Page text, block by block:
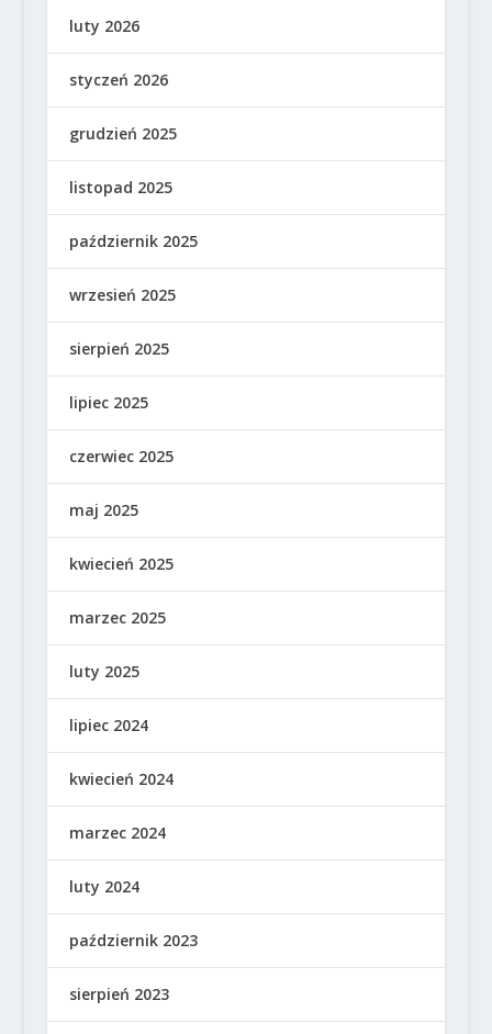
luty 2026
styczeń 2026
grudzień 2025
listopad 2025
październik 2025
wrzesień 2025
sierpień 2025
lipiec 2025
czerwiec 2025
maj 2025
kwiecień 2025
marzec 2025
luty 2025
lipiec 2024
kwiecień 2024
marzec 2024
luty 2024
październik 2023
sierpień 2023